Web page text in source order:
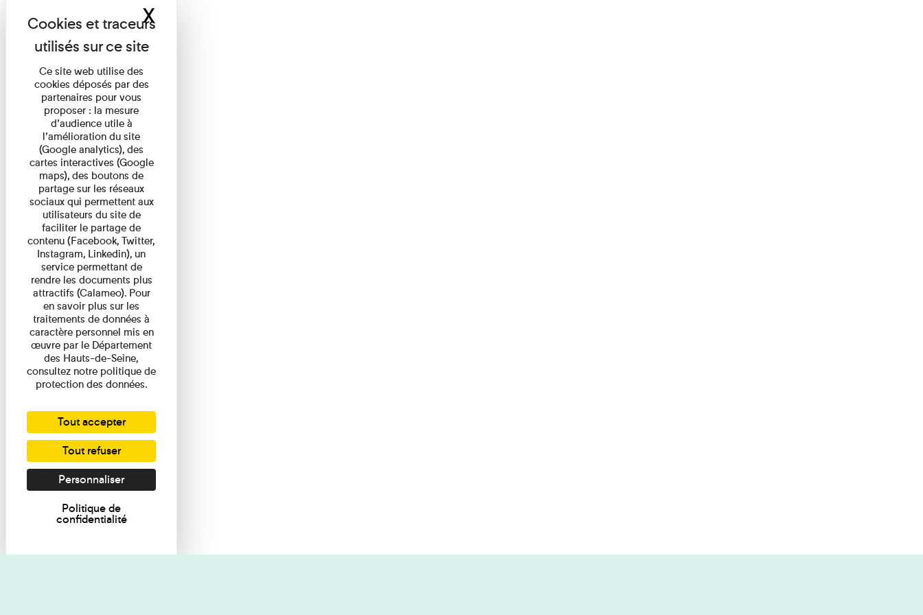
Ce site web utilise des
cookies déposés par des
partenaires pour vous
proposer : la mesure
d’audience utile à
l’amélioration du site
(Google analytics), des
cartes interactives (Google
maps), des boutons de
partage sur les réseaux
sociaux qui permettent aux
utilisateurs du site de
faciliter le partage de
contenu (Facebook, Twitter,
Instagram, Linkedin), un
service permettant de
rendre les documents plus
attractifs (Calameo). Pour
en savoir plus sur les
traitements de données à
caractère personnel mis en
œuvre par le Département
des Hauts-de-Seine,
consultez notre politique de
protection des données.
Tout accepter
Tout refuser
Personnaliser
Politique de
confidentialité
XMasquer le bandeau des cookies